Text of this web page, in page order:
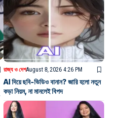
রাজ্য ও দেশAugust 8, 2026 4:26 PM
AI দিয়ে ছবি-ভিডিও বানান? জারি হলো নতুন
কড়া নিয়ম, না মানলেই বিপদ